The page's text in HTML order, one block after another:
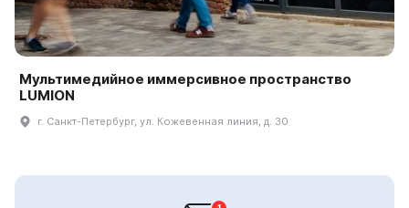
Мультимедийное иммерсивное пространство
LUMION
г. Санкт-Петербург, ул. Кожевенная линия, д. 30